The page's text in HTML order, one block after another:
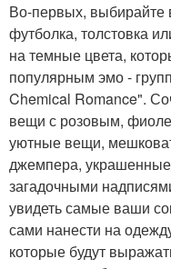
Во-первых, выбирайте
футболка, толстовка
на темные цвета,
популярным эмо -
Chemical Romance".
вещи с розовым,
уютные вещи,
джемпера,
загадочными
увидеть самые ваши
сами нанести на
которые будут